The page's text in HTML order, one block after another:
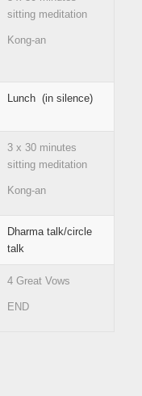
sitting meditation
Kong-an
Lunch (in silence)
3 x 30 minutes
sitting meditation
Kong-an
Dharma talk/circle
talk
4 Great Vows
END